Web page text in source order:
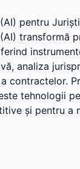
pentru
transformă
analiza
contractelor.
tehnologii
și pentru a